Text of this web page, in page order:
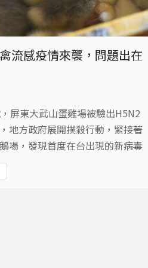
流感疫情來襲，問題出在
屏東大武山蛋雞場被驗出H5N2
地方政府展開撲殺行動，緊接著
場，發現首度在台出現的新病毒
台南、屏東則是驗出新型H5N
雄跟屏東檢出同樣首度出現在